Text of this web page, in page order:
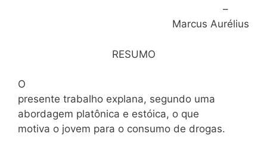
–
Marcus Aurélius
RESUMO
O
presente trabalho explana, segundo uma
abordagem platônica e estóica, o que
motiva o jovem para o consumo de drogas.